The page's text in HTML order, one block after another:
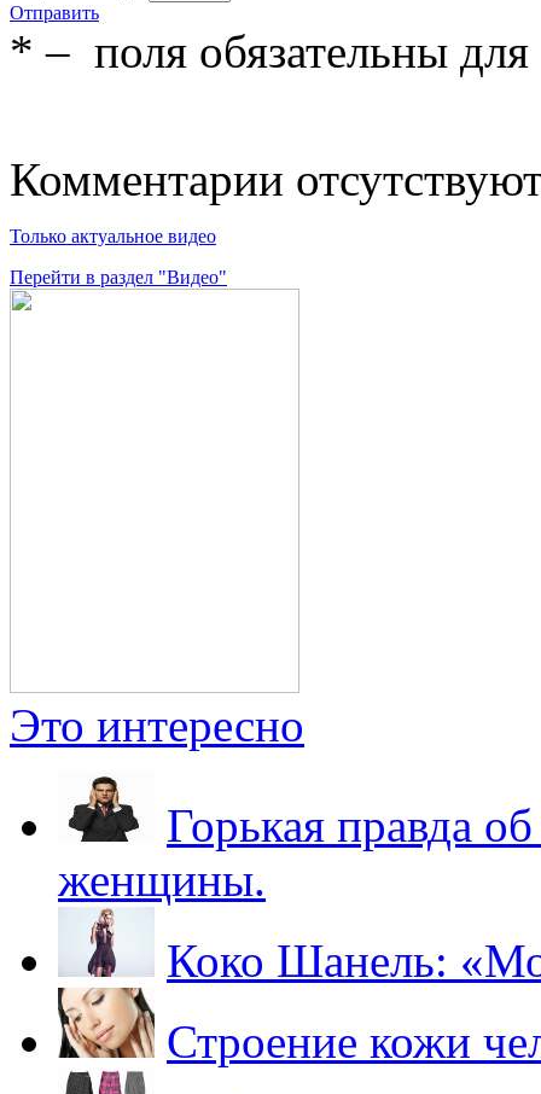
Отправить
* – поля обязательны для
Комментарии
Только актуальное видео
Перейти в раздел "Видео"
Это интересно
Горькая правда
женщины.
Коко Шанель:
Строение кожи